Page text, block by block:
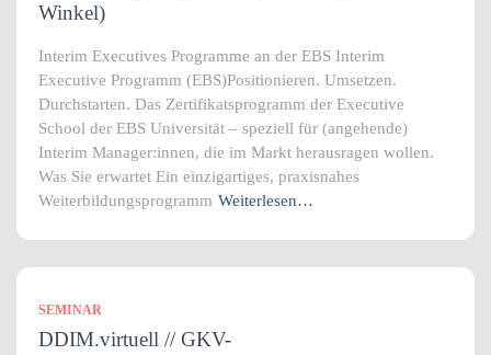
Winkel)
Interim Executives Programme an der EBS Interim
Executive Programm (EBS)Positionieren. Umsetzen.
Durchstarten. Das Zertifikatsprogramm der Executive
School der EBS Universität – speziell für (angehende)
Interim Manager:innen, die im Markt herausragen wollen.
Was Sie erwartet Ein einzigartiges, praxisnahes
Weiterbildungsprogramm Weiterlesen…
SEMINAR
DDIM.virtuell // GKV-